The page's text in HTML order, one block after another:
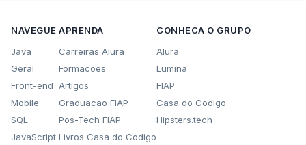
NAVEGUE
Java
Geral
Front-end
Mobile
SQL
JavaScript
APRENDA
Carreiras Alura
Formacoes
Artigos
Graduacao FIAP
Pos-Tech FIAP
Livros Casa do Codigo
CONHECA O GRUPO
Alura
Lumina
FIAP
Casa do Codigo
Hipsters.tech